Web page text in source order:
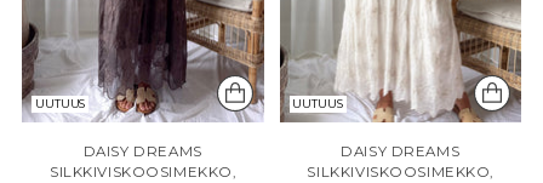
UUTUUS
DAISY DREAMS
SILKKIVISKOOSIMEKKO,
UUTUUS
DAISY DREAMS
SILKKIVISKOOSIMEKKO,